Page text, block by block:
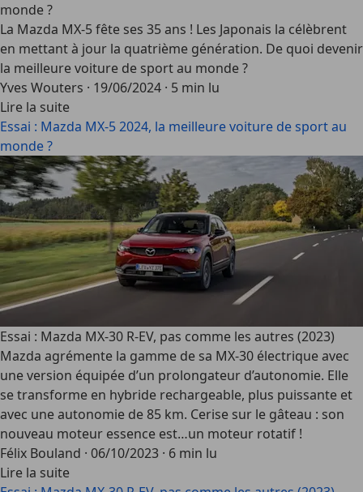
monde ?
La Mazda MX-5 fête ses 35 ans ! Les Japonais la célèbrent
en mettant à jour la quatrième génération. De quoi devenir
la meilleure voiture de sport au monde ?
Yves Wouters · 19/06/2024 · 5 min lu
Lire la suite
Essai : Mazda MX-5 2024, la meilleure voiture de sport au
monde ?
Essai : Mazda MX-30 R-EV, pas comme les autres (2023)
Mazda agrémente la gamme de sa MX-30 électrique avec
une version équipée d’un prolongateur d’autonomie. Elle
se transforme en hybride rechargeable, plus puissante et
avec une autonomie de 85 km. Cerise sur le gâteau : son
nouveau moteur essence est…un moteur rotatif !
Félix Bouland · 06/10/2023 · 6 min lu
Lire la suite